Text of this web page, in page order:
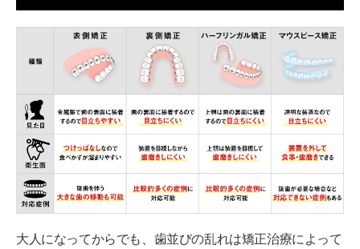
大人になってからでも、歯並びの乱れは矯正治療によって